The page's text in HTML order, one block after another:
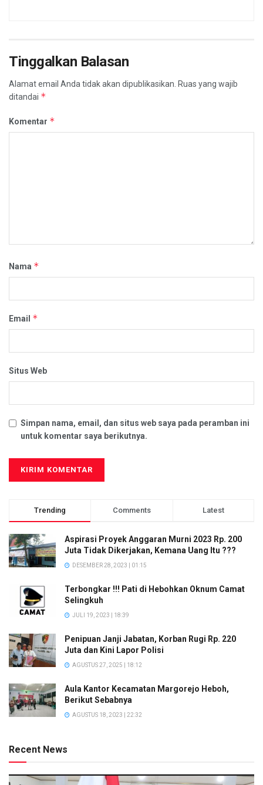
Tinggalkan Balasan
Alamat email Anda tidak akan dipublikasikan. Ruas yang wajib
ditandai *
Komentar *
Nama *
Email *
Situs Web
Simpan nama, email, dan situs web saya pada peramban ini
untuk komentar saya berikutnya.
Trending Comments Latest
Aspirasi Proyek Anggaran Murni 2023 Rp. 200
Juta Tidak Dikerjakan, Kemana Uang Itu ???
DESEMBER 28, 2023 | 01:15
Terbongkar !!! Pati di Hebohkan Oknum Camat
Selingkuh
JULI 19, 2023 | 18:39
Penipuan Janji Jabatan, Korban Rugi Rp. 220
Juta dan Kini Lapor Polisi
AGUSTUS 27, 2025 | 18:12
Aula Kantor Kecamatan Margorejo Heboh,
Berikut Sebabnya
AGUSTUS 18, 2023 | 22:32
Recent News